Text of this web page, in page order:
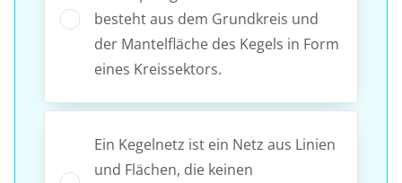
besteht aus dem Grundkreis und
der Mantelfläche des Kegels in Form
eines Kreissektors.
Ein Kegelnetz ist ein Netz aus Linien
und Flächen, die keinen